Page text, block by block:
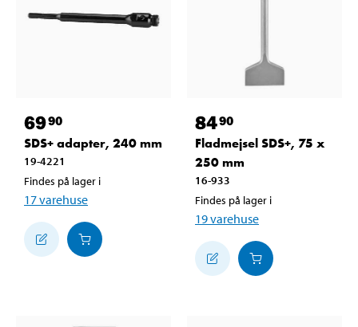
6990
SDS+ adapter, 240 mm
19-4221
Findes på lager i
17varehuse
8490
Fladmejsel SDS+, 75 x
250 mm
16-933
Findes på lager i
19varehuse